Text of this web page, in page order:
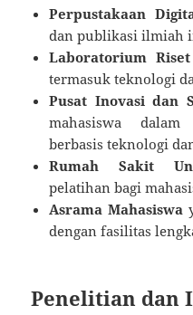
Perpustakaan
dan publikasi ilmiah
Laboratorium Riset
termasuk teknologi
Pusat Inovasi dan
mahasiswa dalam
berbasis teknologi
Rumah Sakit
pelatihan bagi
Asrama Mahasiswa
dengan fasilitas
Penelitian dan